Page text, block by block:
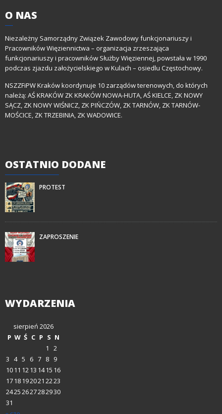
O NAS
Niezależny Samorządny Związek Zawodowy funkcjonariuszy i
Pracowników Więziennictwa – organizacja zrzeszająca
funkcjonariuszy i pracowników Służby Więziennej, powstała w 1990
podczas zjazdu założycielskiego w Kulach – osiedlu Częstochowy.
NSZZFiPW Kraków koordynuje 10 zarządów terenowych, do których
należą: AŚ KRAKÓW ZK KRAKÓW NOWA-HUTA, AŚ KIELCE, ZK NOWY
SĄCZ, ZK NOWY WIŚNICZ, ZK PIŃCZÓW, ZK TARNÓW, ZK TARNÓW-
MOŚCICE, ZK TRZEBINIA, ZK WADOWICE.
OSTATNIO DODANE
PROTEST
ZAPROSZENIE
WYDARZENIA
sierpień 2026
P W Ś C P S N
1
2
3 4 5 6 7 8 9
1011 1213 1415 16
1718192021 2223
24252627282930
31